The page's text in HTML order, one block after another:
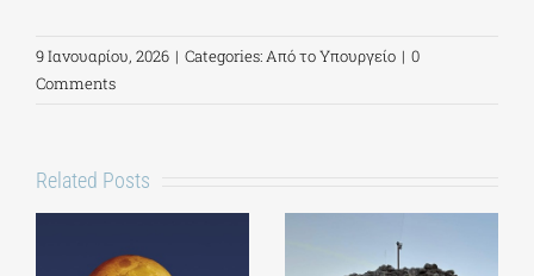
9 Ιανουαρίου, 2026 | Categories:Από το Υπουργείο | 0
Comments
Related Posts